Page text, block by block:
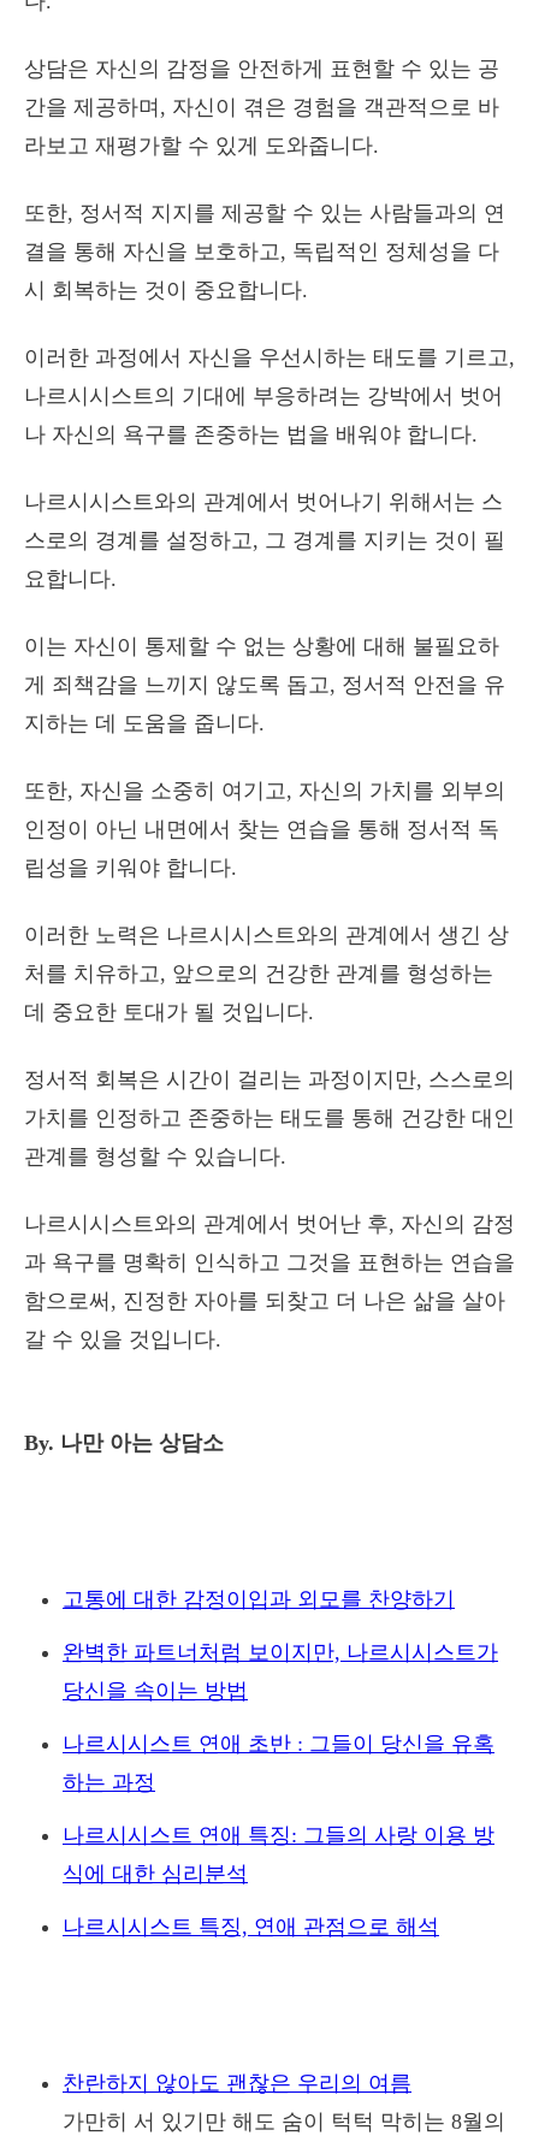
상담은 자신의 감정을 안전하게 표현할 수 있는 공
간을 제공하며, 자신이 겪은 경험을 객관적으로 바
라보고 재평가할 수 있게 도와줍니다.
또한, 정서적 지지를 제공할 수 있는 사람들과의 연
결을 통해 자신을 보호하고, 독립적인 정체성을 다
시 회복하는 것이 중요합니다.
이러한 과정에서 자신을 우선시하는 태도를 기르고,
나르시시스트의 기대에 부응하려는 강박에서 벗어
나 자신의 욕구를 존중하는 법을 배워야 합니다.
나르시시스트와의 관계에서 벗어나기 위해서는 스
스로의 경계를 설정하고, 그 경계를 지키는 것이 필
요합니다.
이는 자신이 통제할 수 없는 상황에 대해 불필요하
게 죄책감을 느끼지 않도록 돕고, 정서적 안전을 유
지하는 데 도움을 줍니다.
또한, 자신을 소중히 여기고, 자신의 가치를 외부의
인정이 아닌 내면에서 찾는 연습을 통해 정서적 독
립성을 키워야 합니다.
이러한 노력은 나르시시스트와의 관계에서 생긴 상
처를 치유하고, 앞으로의 건강한 관계를 형성하는
데 중요한 토대가 될 것입니다.
정서적 회복은 시간이 걸리는 과정이지만, 스스로의
가치를 인정하고 존중하는 태도를 통해 건강한 대인
관계를 형성할 수 있습니다.
나르시시스트와의 관계에서 벗어난 후, 자신의 감정
과 욕구를 명확히 인식하고 그것을 표현하는 연습을
함으로써, 진정한 자아를 되찾고 더 나은 삶을 살아
갈 수 있을 것입니다.
By. 나만 아는 상담소
고통에 대한 감정이입과 외모를 찬양하기
완벽한 파트너처럼 보이지만, 나르시시스트가
당신을 속이는 방법
나르시시스트 연애 초반 : 그들이 당신을 유혹
하는 과정
나르시시스트 연애 특징: 그들의 사랑 이용 방
식에 대한 심리분석
나르시시스트 특징, 연애 관점으로 해석
찬란하지 않아도 괜찮은 우리의 여름
가만히 서 있기만 해도 숨이 턱턱 막히는 8월의